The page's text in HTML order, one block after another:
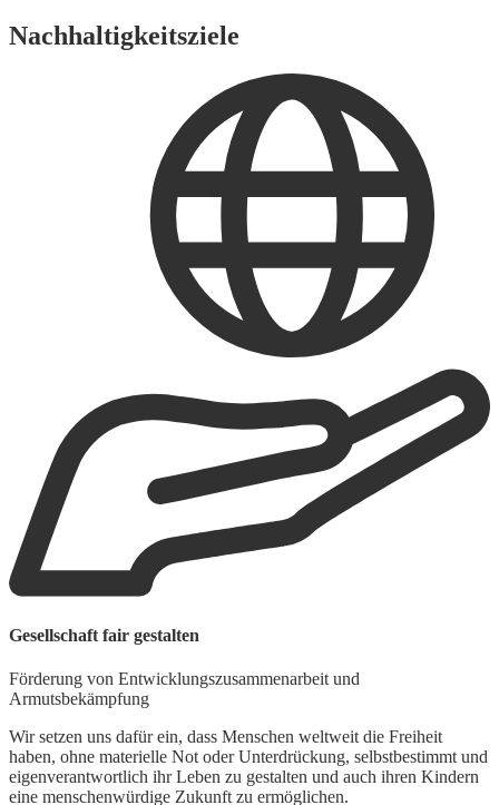
Nachhaltigkeitsziele
Gesellschaft fair gestalten
Förderung von Entwicklungszusammenarbeit und
Armutsbekämpfung
Wir setzen uns dafür ein, dass Menschen weltweit die Freiheit
haben, ohne materielle Not oder Unterdrückung, selbstbestimmt und
eigenverantwortlich ihr Leben zu gestalten und auch ihren Kindern
eine menschenwürdige Zukunft zu ermöglichen.